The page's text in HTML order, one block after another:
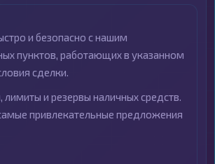
и безопасно с нашим
пунктов, работающих в указанном
сделки.
и резервы наличных средств.
привлекательные предложения